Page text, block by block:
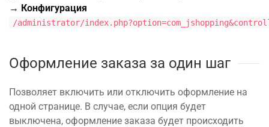
→ Конфигурация
/administrator/
Оформление заказа за один шаг
Позволяет включить или отключить оформление на
одной странице. В случае, если опция будет
выключена, оформление заказа будет происходить